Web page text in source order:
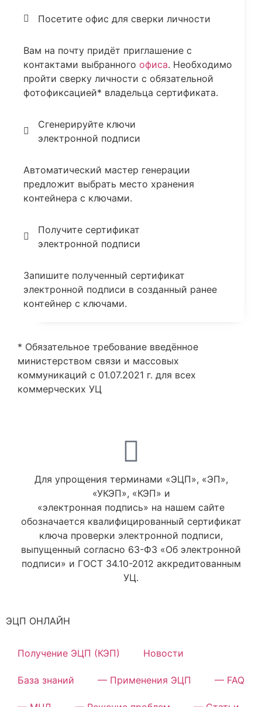
Посетите офис для сверки личности
Вам на почту придёт приглашение с
контактами выбранного офиса. Необходимо
пройти сверку личности с обязательной
фотофиксацией* владельца сертификата.
Сгенерируйте ключи
электронной подписи
Автоматический мастер генерации
предложит выбрать место хранения
контейнера с ключами.
Получите сертификат
электронной подписи
Запишите полученный сертификат
электронной подписи в созданный ранее
контейнер с ключами.
* Обязательное требование введённое
министерством связи и массовых
коммуникаций с 01.07.2021 г. для всех
коммерческих УЦ
Для упрощения терминами «ЭЦП», «ЭП»,
«УКЭП», «КЭП» и
«электронная подпись» на нашем сайте
обозначается квалифицированный сертификат
ключа проверки электронной подписи,
выпущенный согласно 63-ФЗ «Об электронной
подписи» и ГОСТ 34.10-2012 аккредитованным
УЦ.
ЭЦП ОНЛАЙН
Получение ЭЦП (КЭП) Новости
База знаний — Применения ЭЦП — FAQ